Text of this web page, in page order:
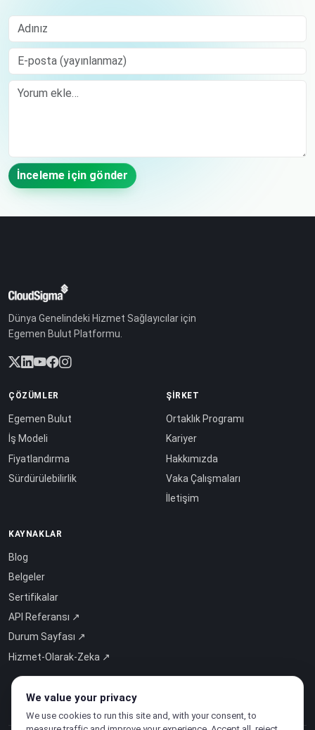
Adınız
E-posta (yayınlanmaz)
Comment
İnceleme için gönder
Dünya Genelindeki Hizmet Sağlayıcılar için
Egemen Bulut Platformu.
ÇÖZÜMLER
Egemen Bulut
İş Modeli
Fiyatlandırma
Sürdürülebilirlik
ŞIRKET
Ortaklık Programı
Kariyer
Hakkımızda
Vaka Çalışmaları
İletişim
KAYNAKLAR
Blog
Belgeler
Sertifikalar
API Referansı ↗
Durum Sayfası ↗
Hizmet-Olarak-Zeka ↗
We value your privacy
We use cookies to run this site and, with your consent, to